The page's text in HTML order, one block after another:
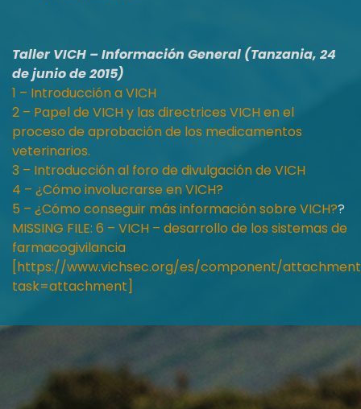
Taller VICH – Información General (Tanzania, 24
de junio de 2015)
1 – Introducción a VICH
2 – Papel de VICH y las directrices VICH en el
proceso de aprobación de los medicamentos
veterinarios.
3 – Introducción al foro de divulgación de VICH
4 – ¿Cómo involucrarse en VICH?
5 – ¿Cómo conseguir más información sobre VICH??
MISSING FILE: 6 – VICH – desarrollo de los sistemas de
farmacogivilancia
[https://www.vichsec.org/es/component/
task=attachment]